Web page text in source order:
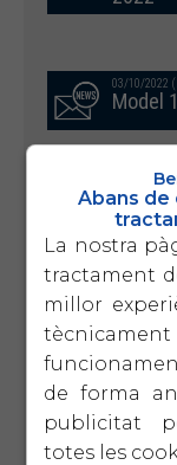
03/10/2022
Model
29/09/2022
DE LA
15/09/2022
Abans de
La nostra
tractament
millor
de forma
publicitat
totes les